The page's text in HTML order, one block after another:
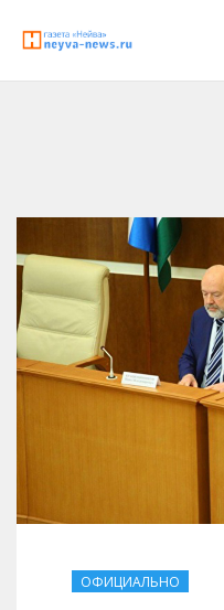
ОФИЦИАЛЬНО